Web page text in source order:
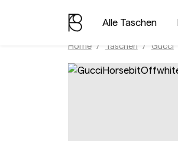
Alle Taschen
Home Taschen Gucci